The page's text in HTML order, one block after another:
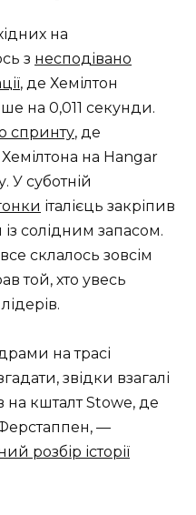
на
з несподівано
, де Хемілтон
на 0,011 секунди.
спринту, де
на Hangar
У суботній
італієць закріпив
солідним запасом.
склалось зовсім
той, хто увесь
на трасі
звідки взагалі
на кшталт Stowe, де
—
розбір історії